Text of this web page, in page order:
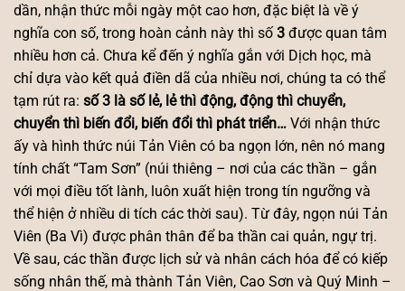
dần, nhận thức mỗi ngày một cao hơn, đặc biệt là về ý
nghĩa con số, trong hoàn cảnh này thì số3 được quan tâm
nhiều hơn cả. Chưa kể đến ý nghĩa gắn với Dịch học, mà
chỉ dựa vào kết quả điền dã của nhiều nơi, chúng ta có thể
tạm rút ra: số 3 là số lẻ, lẻ thì động, động thì chuyển,
chuyển thì biến đổi, biến đổi thì phát triển… Với nhận thức
ấy và hình thức núi Tản Viên có ba ngọn lớn, nên nó mang
tính chất “Tam Sơn” (núi thiêng – nơi của các thần – gắn
với mọi điều tốt lành, luôn xuất hiện trong tín ngưỡng và
thể hiện ở nhiều di tích các thời sau). Từ đây, ngọn núi Tản
Viên (Ba Vì) được phân thân để ba thần cai quản, ngự trị.
Về sau, các thần được lịch sử và nhân cách hóa để có kiếp
sống nhân thế, mà thành Tản Viên, Cao Sơn và Quý Minh –